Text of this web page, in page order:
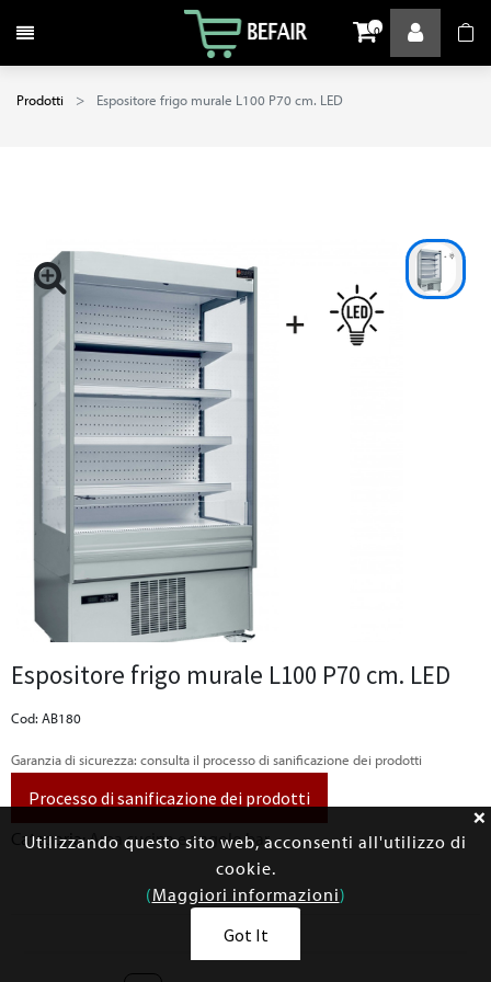
Attiva / disattiva la navigazione 0
Prodotti Espositore frigo murale L100 P70 cm. LED
Espositore frigo murale L100 P70 cm. LED
Cod: AB180
Garanzia di sicurezza: consulta il processo di sanificazione dei prodotti
Processo di sanificazione dei prodotti
Categoria: Area cucina e angolo bar
Utilizzando questo sito web, acconsenti all'utilizzo di
cookie.
(Maggiori informazioni)
Got It